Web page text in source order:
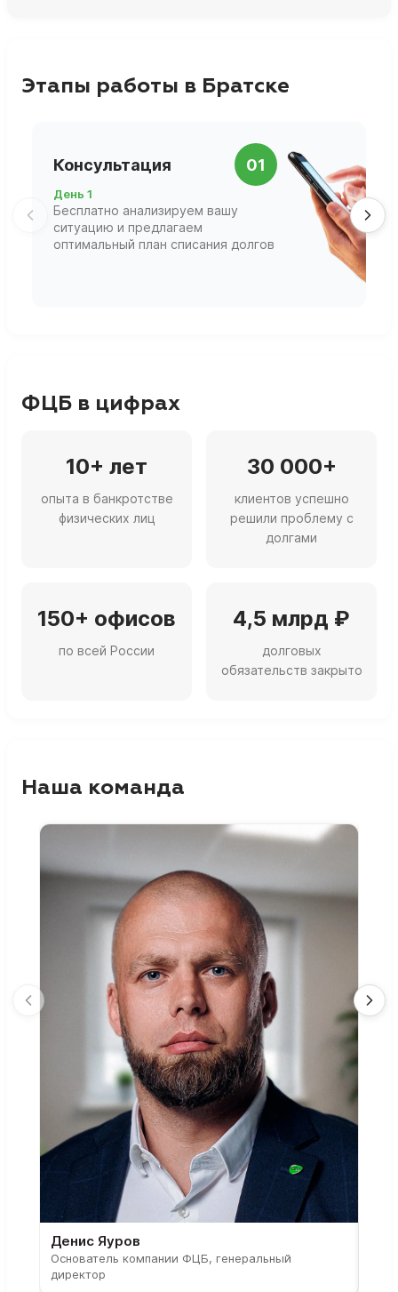
Этапы работы в Братске
Консультация 01
День 1
Бесплатно анализируем вашу
ситуацию и предлагаем
оптимальный план списания долгов
ФЦБ в цифрах
10+ лет
опыта в банкротстве
физических лиц
30 000+
клиентов успешно
решили проблему с
долгами
150+ офисов
по всей России
4,5 млрд ₽
долговых
обязательств закрыто
Наша команда
Денис Яуров
Основатель компании ФЦБ, генеральный
директор